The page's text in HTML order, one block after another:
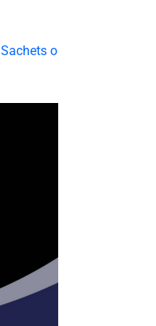
Sachets o